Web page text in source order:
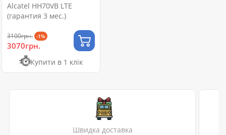
Alcatel HH70VB LTE
(гарантия 3 мес.)
3100грн. -1%
3070грн.
Купити в 1 клік
Швидка доставка